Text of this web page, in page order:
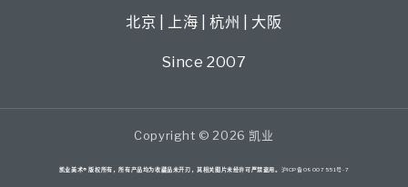
北京 | 上海 | 杭州 | 大阪
Since 2007
Copyright © 2026 凯业
凯业美术® 版权所有，所有产品均为收藏品未开刃，其相关图片未经许可严禁盗用。 沪ICP备09007551号-7